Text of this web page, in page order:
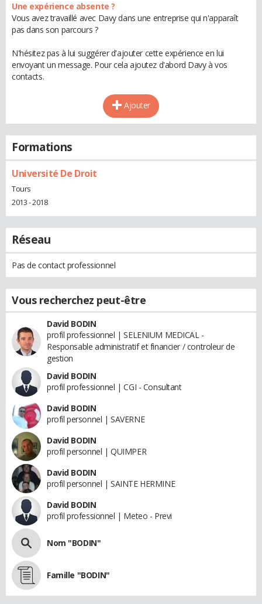
Une expérience absente ?
Vous avez travaillé avec Davy dans une entreprise qui n'apparaît
pas dans son parcours ?
N'hésitez pas à lui suggérer d'ajouter cette expérience en lui
envoyant un message. Pour cela ajoutez d'abord Davy à vos
contacts.
Ajouter
Formations
Université De Droit
Tours
2013 - 2018
Réseau
Pas de contact professionnel
Vous recherchez peut-être
David BODIN
profil professionnel | SELENIUM MEDICAL -
Responsable administratif et financier / controleur de
gestion
David BODIN
profil professionnel | CGI - Consultant
David BODIN
profil personnel | SAVERNE
David BODIN
profil personnel | QUIMPER
David BODIN
profil personnel | SAINTE HERMINE
David BODIN
profil professionnel | Meteo - Previ
Nom "BODIN"
Famille "BODIN"